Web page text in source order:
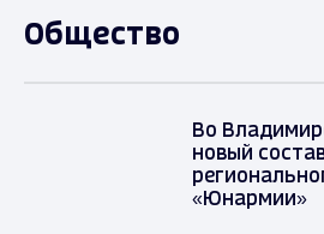
Общество
Во
новый
«Юнармии»